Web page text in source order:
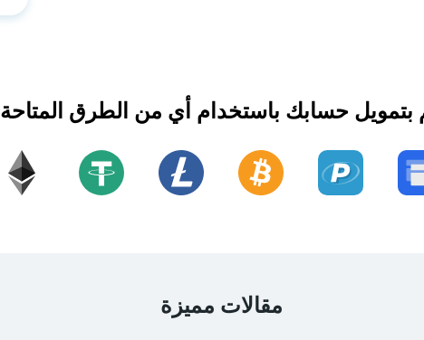
بتمويل حسابك باستخدام أي من الطرق المتاحة
مقالات مميزة